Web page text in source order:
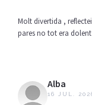
Molt divertida ,
pares no tot era
Alba
16 JUL.